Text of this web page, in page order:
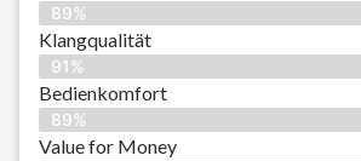
89%
Klangqualität
91%
Bedienkomfort
89%
Value for Money